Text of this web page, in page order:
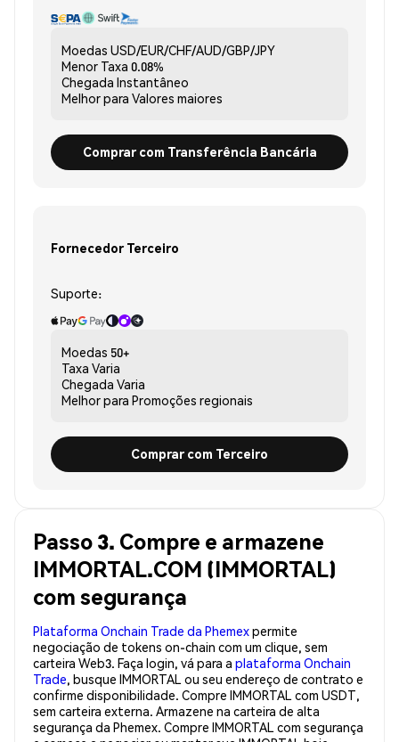
Moedas USD/EUR/CHF/AUD/GBP/JPY
Menor Taxa 0.08%
Chegada Instantâneo
Melhor para Valores maiores
Comprar com Transferência Bancária
Fornecedor Terceiro
Suporte:
Moedas 50+
Taxa Varia
Chegada Varia
Melhor para Promoções regionais
Comprar com Terceiro
Passo 3. Compre e armazene
IMMORTAL.COM (IMMORTAL)
com segurança
Plataforma Onchain Trade da Phemexpermite
negociação de tokens on-chain com um clique, sem
carteira Web3. Faça login, vá para a plataforma Onchain
Trade, busque IMMORTAL ou seu endereço de contrato e
confirme disponibilidade. Compre IMMORTAL com USDT,
sem carteira externa. Armazene na carteira de alta
segurança da Phemex. Compre IMMORTAL com segurança